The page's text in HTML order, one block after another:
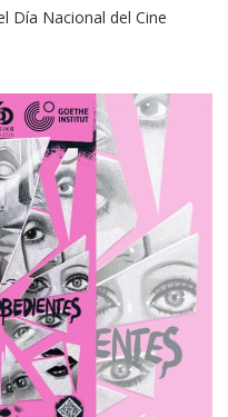
Día Nacional del Cine